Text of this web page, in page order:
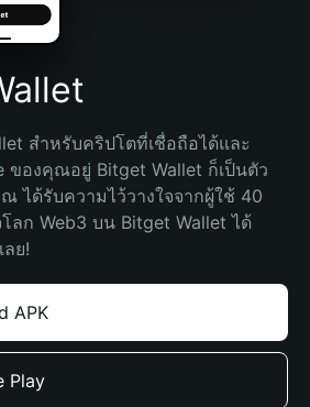
สำหรับคริปโตที่เชื่อถือได้และ
ของคุณอยู่ Bitget Wallet ก็เป็นตัว
ได้รับความไว้วางใจจากผู้ใช้ 40
ก Web3 บน Bitget Wallet ได้
ย!
APK
Play